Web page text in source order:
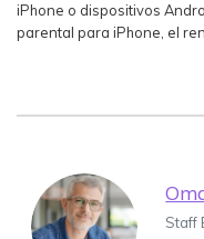
iPhone o dispositivos
parental para iPhone, el
Staff